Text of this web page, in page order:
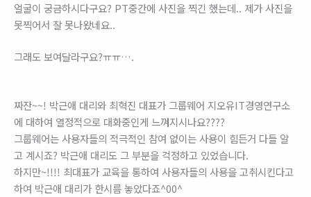
얼굴이 궁금하시다구요? PT중간에 사진을 찍긴 했는데.. 제가 사진을
못찍어서 잘 못나왔네요..
그래도 보여달라구요?ㅠㅠ….
짜잔~~! 박근애 대리와 최혁진 대표가 그룹웨어 지오유IT경영연구소
에 대하여 열정적으로 대화중인게 느껴지시나요????
그룹웨어는 사용자들의 적극적인 참여 없이는 사용이 힘든거 다들 알
고 계시죠? 박근애 대리도 그 부분을 걱정하고 있었습니다.
하지만~!!!! 최대표가 교육을 통하여 사용자들의 사용을 고취시킨다고
하여 박근애 대리가 한시름 놓았다죠^00^